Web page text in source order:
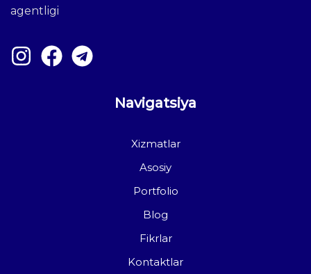
agentligi
Navigatsiya
Xizmatlar
Asosiy
Portfolio
Blog
Fikrlar
Kontaktlar